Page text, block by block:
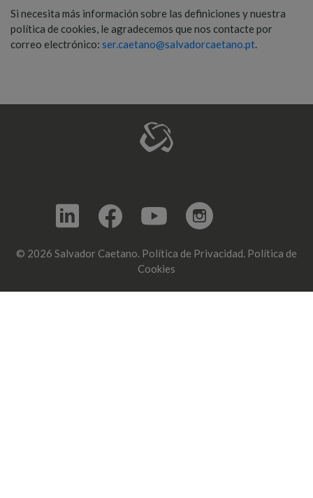
Si necesita más información sobre las definiciones y nuestra
política de cookies, le agradecemos que nos contacte por
correo electrónico: ser.caetano@salvadorcaetano.pt.
© 2026 Salvador Caetano. Política de Privacidad. Política de
Cookies